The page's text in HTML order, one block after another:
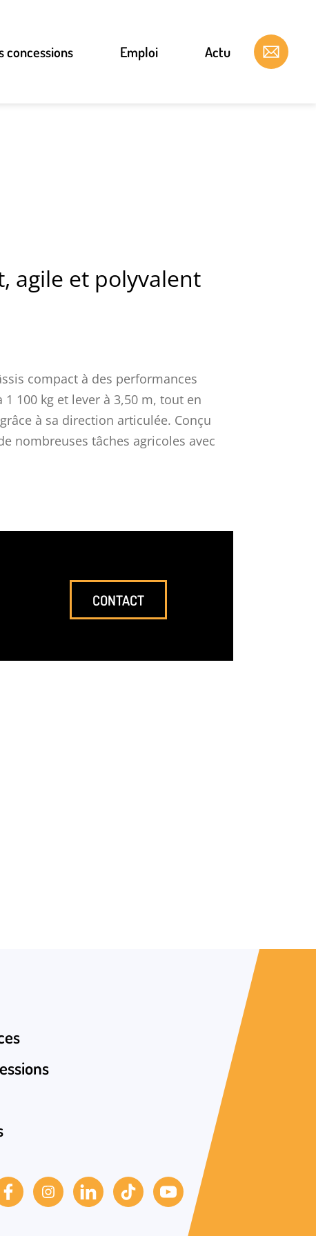
concessions Emploi Actu
agile et polyvalent
compact à des performances
100 kg et lever à 3,50 m, tout en
à sa direction articulée. Conçu
nombreuses tâches agricoles avec
CONTACT